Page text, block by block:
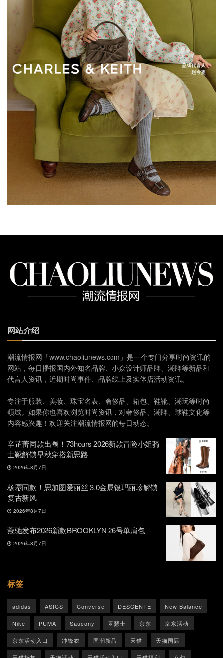
网站介绍
潮流情报网「www.chaoliunews.com」是一个专门分享时尚资讯的
网站，每日播报国内外知名品牌、小众设计师品牌、潮牌等新品和
代言人资讯，近期时尚事件、品牌线上及实体店活动资讯。
专注于服装、美妆、珠宝名表、奢侈品、箱包、鞋靴、潮玩等时尚
领域。如果你也喜欢浏览时尚资讯，对奢侈品、潮牌、球鞋文化等
内容感兴趣！欢迎关注潮流情报网的每日动态。
辛芷蕾同款出圈！73hours 2026新款冒险小姐骑
士靴解锁早秋穿搭新思路
2026年8月7日
杨幂同款！思加图爱丽丝 3.0金属银玛丽珍解锁
复古新风
2026年8月7日
蔻驰发布2026新款BROOKLYN 26号单肩包
2026年8月7日
标签
adidas ASICS Converse DESCENTE New Balance
Nike PUMA Saucony 亚瑟士 京东 京东活动
京东活动入口 冲锋衣 国潮新品 天猫 天猫国际